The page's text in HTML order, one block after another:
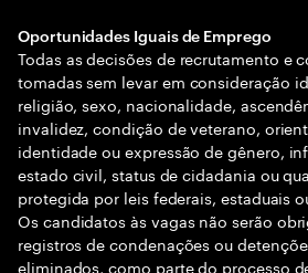
Oportunidades Iguais de Emprego
Todas as decisões de recrutamento e
tomadas sem levar em consideração
religião, sexo, nacionalidade,
invalidez, condição de veterano,
identidade ou expressão de gênero,
estado civil, status de cidadania ou
protegida por leis federais, estaduais
Os candidatos às vagas não serão
registros de condenações ou
eliminados, como parte do processo